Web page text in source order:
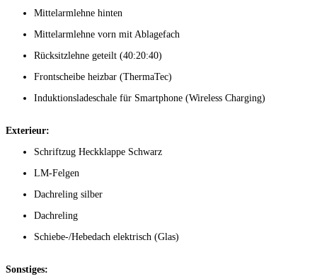
Mittelarmlehne hinten
Mittelarmlehne vorn mit Ablagefach
Rücksitzlehne geteilt (40:20:40)
Frontscheibe heizbar (ThermaTec)
Induktionsladeschale für Smartphone (Wireless Charging)
Exterieur:
Schriftzug Heckklappe Schwarz
LM-Felgen
Dachreling silber
Dachreling
Schiebe-/Hebedach elektrisch (Glas)
Sonstiges: